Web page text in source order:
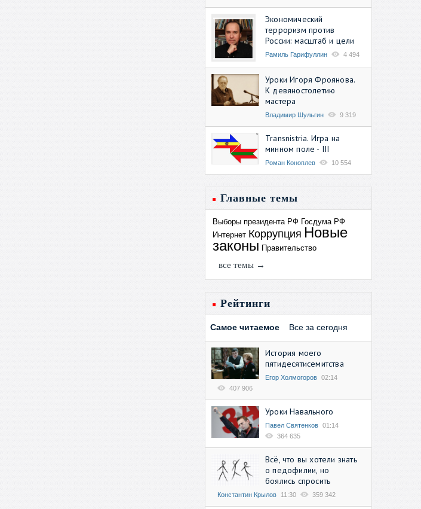
Экономический
терроризм против
России: масштаб и цели
Рамиль Гарифуллин 4 494
Уроки Игоря Фроянова.
К девяностолетию
мастера
Владимир Шульгин 9 319
Transnistria. Игра на
минном поле - III
Роман Коноплев 10 554
Главные темы
Выборы президента РФ Госдума РФ
Интернет Коррупция Новые
законы Правительство
все темы →
Рейтинги
Самое читаемое Все за сегодня
История моего
пятидесятисемитства
Егор Холмогоров 02:14
407 906
Уроки Навального
Павел Святенков 01:14
364 635
Всё, что вы хотели знать
о педофилии, но
боялись спросить
Константин Крылов 11:30 359 342